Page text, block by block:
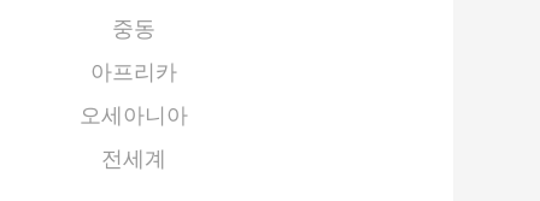
중동
아프리카
오세아니아
전세계